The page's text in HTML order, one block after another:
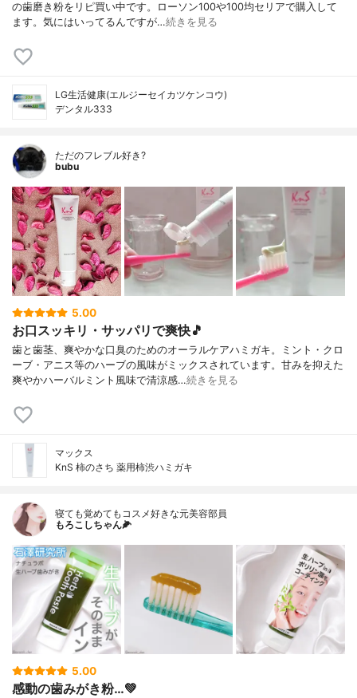
の歯磨き粉をリピ買い中です。ローソン100や100均セリアで購入して
ます。気にはいってるんですが…続きを見る
LG生活健康(エルジーセイカツケンコウ)
デンタル333
ただのフレブル好き?
bubu
5.00
お口スッキリ・サッパリで爽快🎵
歯と歯茎、爽やかな口臭のためのオーラルケアハミガキ。ミント・クロ
ーブ・アニス等のハーブの風味がミックスされています。甘みを抑えた
爽やかハーバルミント風味で清涼感…続きを見る
マックス
KnS 柿のさち 薬用柿渋ハミガキ
寝ても覚めてもコスメ好きな元美容部員
もろこしちゃん🌽
5.00
感動の歯みがき粉…💚